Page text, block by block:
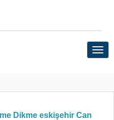
Dikme eskişehir Can